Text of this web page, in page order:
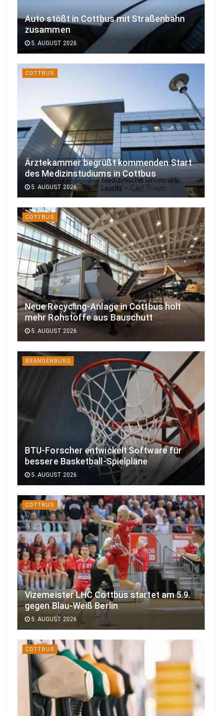
Auto stößt in Cottbus mit Straßenbahn
zusammen
5. AUGUST 2026
COTTBUS
Ärztekammer begrüßt kommenden Start
des Medizinstudiums in Cottbus
5. AUGUST 2026
COTTBUS
Neue Recycling-Anlage in Cottbus holt
mehr Rohstoffe aus Bauschutt
5. AUGUST 2026
BRANDENBURG
BTU-Forscher entwickelt Software für
bessere Basketball-Spielpläne
5. AUGUST 2026
COTTBUS
Vizemeister LHC Cottbus startet am 5.9.
gegen Blau-Weiß Berlin
5. AUGUST 2026
COTTBUS